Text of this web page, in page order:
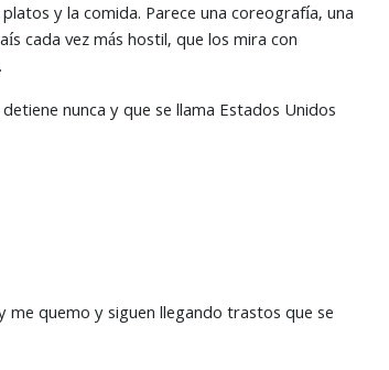
y la comida. Parece una coreografía, una
cada vez más hostil, que los mira con
nunca y que se llama Estados Unidos
me quemo y siguen llegando trastos que se